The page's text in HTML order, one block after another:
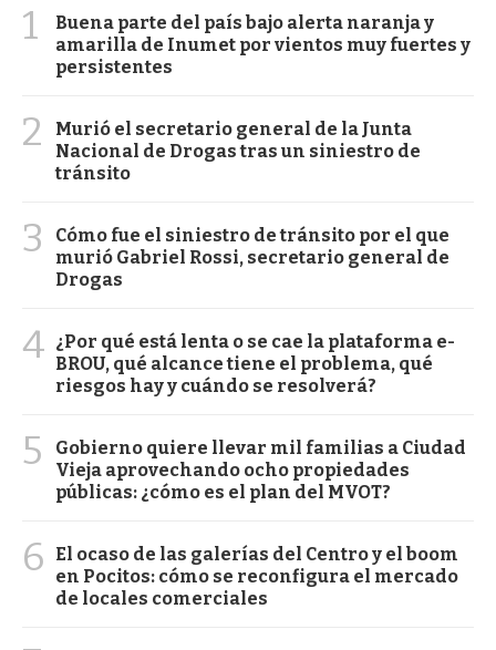
1
Buena parte del país bajo alerta naranja y
amarilla de Inumet por vientos muy fuertes y
persistentes
2
Murió el secretario general de la Junta
Nacional de Drogas tras un siniestro de
tránsito
3
Cómo fue el siniestro de tránsito por el que
murió Gabriel Rossi, secretario general de
Drogas
4 ¿Por qué está lenta o se cae la plataforma e-
BROU, qué alcance tiene el problema, qué
riesgos hay y cuándo se resolverá?
5
Gobierno quiere llevar mil familias a Ciudad
Vieja aprovechando ocho propiedades
públicas: ¿cómo es el plan del MVOT?
6
El ocaso de las galerías del Centro y el boom
en Pocitos: cómo se reconfigura el mercado
de locales comerciales